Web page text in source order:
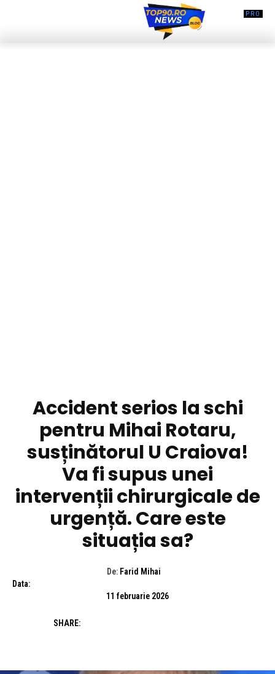
Accident serios la schi
pentru Mihai Rotaru,
susținătorul U Craiova!
Va fi supus unei
intervenții chirurgicale de
urgență. Care este
situația sa?
De: Farid Mihai
Data:
11 februarie 2026
SHARE: